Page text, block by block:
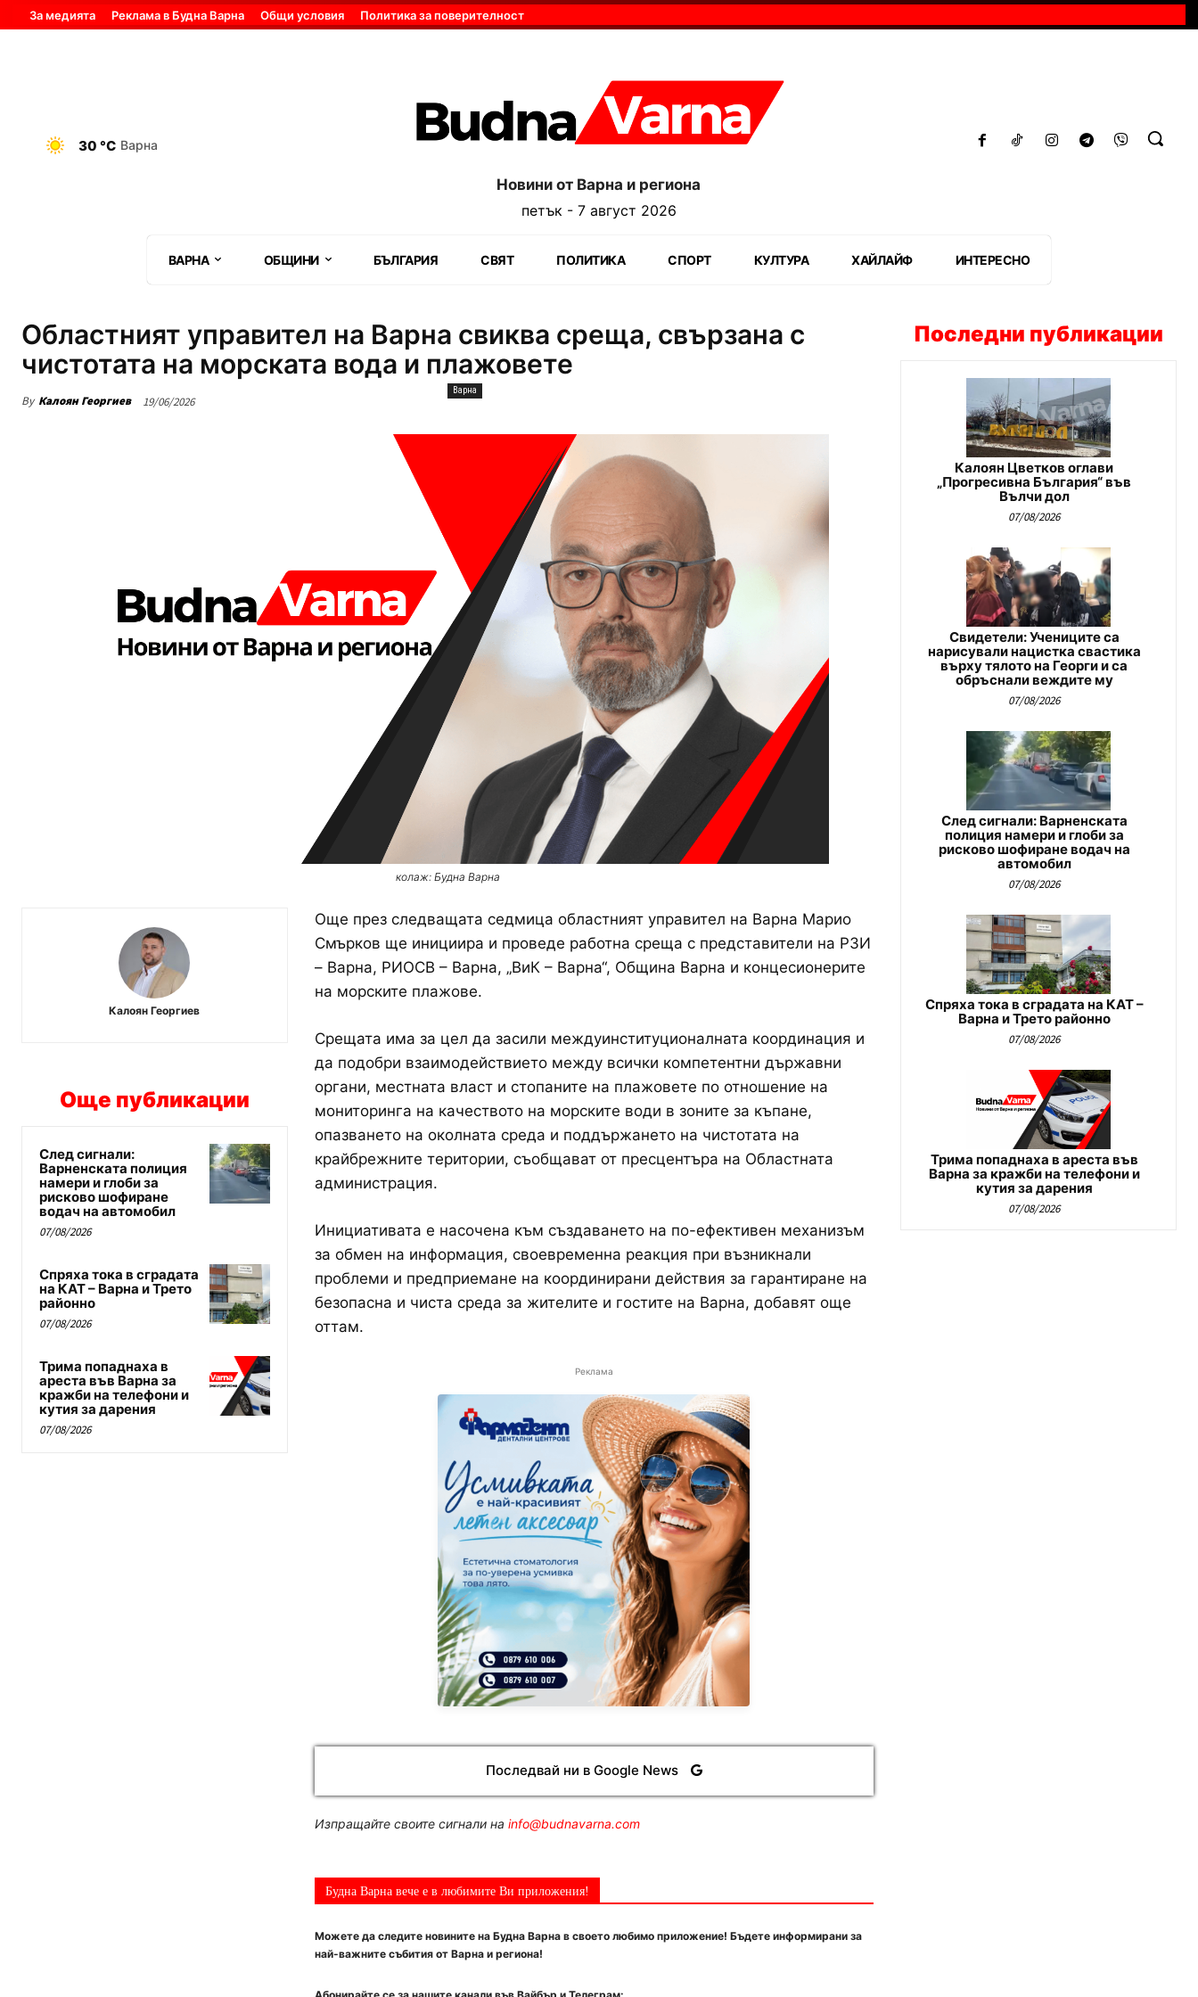
За медията Реклама в Будна Варна Общи условия Политика за поверителност
30 °C Варна
Новини от Варна и региона
петък - 7 август 2026
ВАРНА ОБЩИНИ БЪЛГАРИЯ СВЯТ ПОЛИТИКА СПОРТ КУЛТУРА ХАЙЛАЙФ ИНТЕРЕСНО
Областният управител на Варна свиква среща, свързана с
чистотата на морската вода и плажовете
By Калоян Георгиев 19/06/2026
Варна
колаж: Будна Варна
Калоян Георгиев
Още публикации
След сигнали:
Варненската полиция
намери и глоби за
рисково шофиране
водач на автомобил
07/08/2026
Спряха тока в сградата
на КАТ – Варна и Трето
районно
07/08/2026
Трима попаднаха в
ареста във Варна за
кражби на телефони и
кутия за дарения
07/08/2026
Още през следващата седмица областният управител на Варна Марио
Смърков ще инициира и проведе работна среща с представители на РЗИ
– Варна, РИОСВ – Варна, „ВиК – Варна“, Община Варна и концесионерите
на морските плажове.
Срещата има за цел да засили междуинституционалната координация и
да подобри взаимодействието между всички компетентни държавни
органи, местната власт и стопаните на плажовете по отношение на
мониторинга на качеството на морските води в зоните за къпане,
опазването на околната среда и поддържането на чистотата на
крайбрежните територии, съобщават от пресцентъра на Областната
администрация.
Инициативата е насочена към създаването на по-ефективен механизъм
за обмен на информация, своевременна реакция при възникнали
проблеми и предприемане на координирани действия за гарантиране на
безопасна и чиста среда за жителите и гостите на Варна, добавят още
оттам.
Реклама
Последвай ни в Google News
Изпращайте своите сигнали на info@budnavarna.com
Будна Варна вече е в любимите Ви приложения!
Можете да следите новините на Будна Варна в своето любимо приложение! Бъдете информирани за
най-важните събития от Варна и региона!
Последни публикации
Калоян Цветков оглави
„Прогресивна България“ във
Вълчи дол
07/08/2026
Свидетели: Учениците са
нарисували нацистка свастика
върху тялото на Георги и са
обръснали веждите му
07/08/2026
След сигнали: Варненската
полиция намери и глоби за
рисково шофиране водач на
автомобил
07/08/2026
Спряха тока в сградата на КАТ –
Варна и Трето районно
07/08/2026
Трима попаднаха в ареста във
Варна за кражби на телефони и
кутия за дарения
07/08/2026